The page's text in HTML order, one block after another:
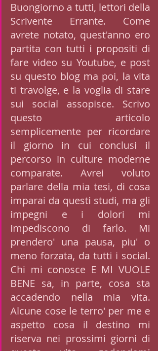
Buongiorno a tutti, lettori della
Scrivente Errante. Come
avrete notato, quest'anno ero
partita con tutti i propositi di
fare video su Youtube, e post
su questo blog ma poi, la vita
ti travolge, e la voglia di stare
sui social assopisce. Scrivo
questo articolo
semplicemente per ricordare
il giorno in cui conclusi il
percorso in culture moderne
comparate. Avrei voluto
parlare della mia tesi, di cosa
imparai da questi studi, ma gli
impegni e i dolori mi
impediscono di farlo. Mi
prendero' una pausa, piu' o
meno forzata, da tutti i social.
Chi mi conosce E MI VUOLE
BENE sa, in parte, cosa sta
accadendo nella mia vita.
Alcune cose le terro' per me e
aspetto cosa il destino mi
riserva nei prossimi giorni di